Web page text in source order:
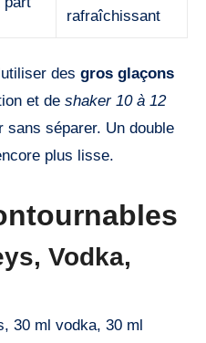
rafraîchissant
des gros glaçons
et de shaker 10 à 12
sans séparer. Un double
plus lisse.
Vodka,
30 ml vodka, 30 ml